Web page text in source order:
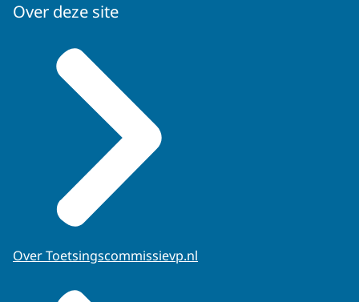
Over deze site
Over Toetsingscommissievp.nl